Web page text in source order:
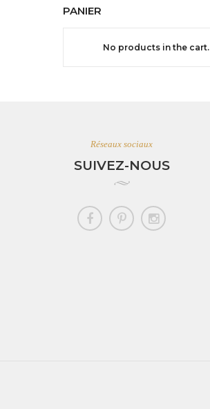
PANIER
No products in the cart.
Réseaux sociaux
SUIVEZ-NOUS